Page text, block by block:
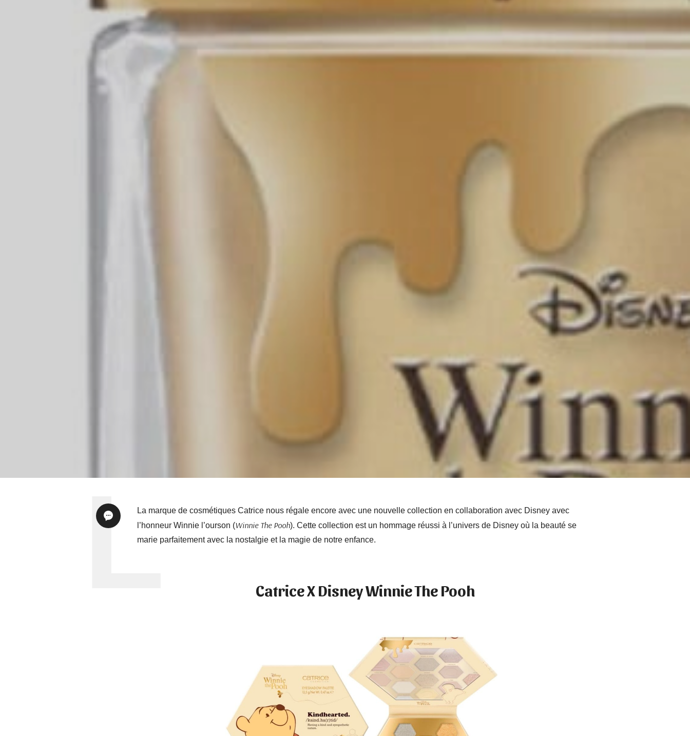
La marque de cosmétiques Catrice nous régale encore avec une nouvelle collection en collaboration avec Disney avec
l’honneur Winnie l’ourson (Winnie The Pooh). Cette collection est un hommage réussi à l’univers de Disney où la beauté se
marie parfaitement avec la nostalgie et la magie de notre enfance.
Catrice X Disney Winnie The Pooh